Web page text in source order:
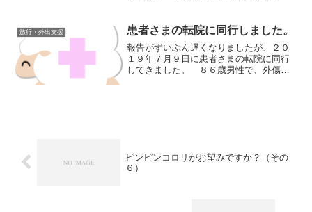
緩和ケア内科の担当です。 内科全般に
対応します。 ...
旅行・外出支援 患者さまの転院に同行しました。
報告がずいぶん遅くなりましたが、２０
１９年７月９日に患者さまの転院に同行
してきました。 ８６歳男性で、外傷性
ピンピンコロリがお望みですか？（その
６）